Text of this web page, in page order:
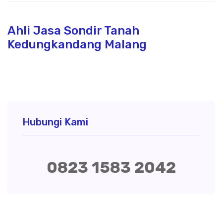
Ahli Jasa Sondir Tanah
Kedungkandang Malang
Hubungi Kami
0823 1583 2042